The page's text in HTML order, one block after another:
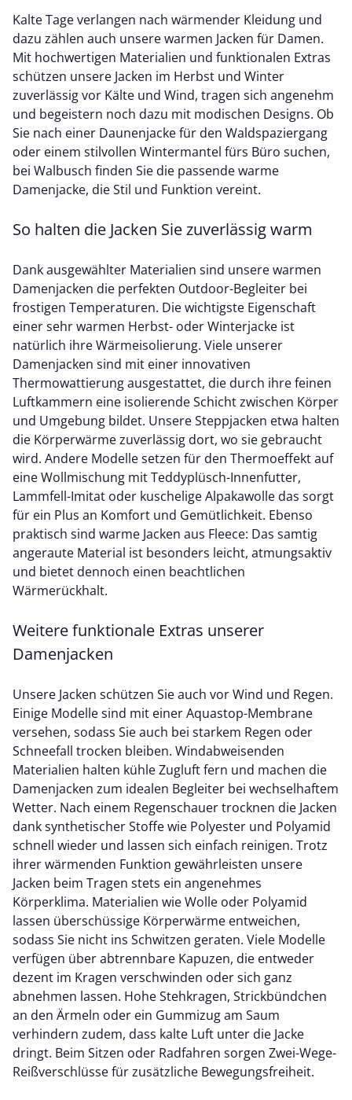
Kalte Tage verlangen nach wärmender Kleidung und
dazu zählen auch unsere warmen Jacken für Damen.
Mit hochwertigen Materialien und funktionalen Extras
schützen unsere Jacken im Herbst und Winter
zuverlässig vor Kälte und Wind, tragen sich angenehm
und begeistern noch dazu mit modischen Designs. Ob
Sie nach einer Daunenjacke für den Waldspaziergang
oder einem stilvollen Wintermantel fürs Büro suchen,
bei Walbusch finden Sie die passende warme
Damenjacke, die Stil und Funktion vereint.
So halten die Jacken Sie zuverlässig warm
Dank ausgewählter Materialien sind unsere warmen
Damenjacken die perfekten Outdoor-Begleiter bei
frostigen Temperaturen. Die wichtigste Eigenschaft
einer sehr warmen Herbst- oder Winterjacke ist
natürlich ihre Wärmeisolierung. Viele unserer
Damenjacken sind mit einer innovativen
Thermowattierung ausgestattet, die durch ihre feinen
Luftkammern eine isolierende Schicht zwischen Körper
und Umgebung bildet. Unsere Steppjacken etwa halten
die Körperwärme zuverlässig dort, wo sie gebraucht
wird. Andere Modelle setzen für den Thermoeffekt auf
eine Wollmischung mit Teddyplüsch-Innenfutter,
Lammfell-Imitat oder kuschelige Alpakawolle das sorgt
für ein Plus an Komfort und Gemütlichkeit. Ebenso
praktisch sind warme Jacken aus Fleece: Das samtig
angeraute Material ist besonders leicht, atmungsaktiv
und bietet dennoch einen beachtlichen
Wärmerückhalt.
Weitere funktionale Extras unserer
Damenjacken
Unsere Jacken schützen Sie auch vor Wind und Regen.
Einige Modelle sind mit einer Aquastop-Membrane
versehen, sodass Sie auch bei starkem Regen oder
Schneefall trocken bleiben. Windabweisenden
Materialien halten kühle Zugluft fern und machen die
Damenjacken zum idealen Begleiter bei wechselhaftem
Wetter. Nach einem Regenschauer trocknen die Jacken
dank synthetischer Stoffe wie Polyester und Polyamid
schnell wieder und lassen sich einfach reinigen. Trotz
ihrer wärmenden Funktion gewährleisten unsere
Jacken beim Tragen stets ein angenehmes
Körperklima. Materialien wie Wolle oder Polyamid
lassen überschüssige Körperwärme entweichen,
sodass Sie nicht ins Schwitzen geraten. Viele Modelle
verfügen über abtrennbare Kapuzen, die entweder
dezent im Kragen verschwinden oder sich ganz
abnehmen lassen. Hohe Stehkragen, Strickbündchen
an den Ärmeln oder ein Gummizug am Saum
verhindern zudem, dass kalte Luft unter die Jacke
dringt. Beim Sitzen oder Radfahren sorgen Zwei-Wege-
Reißverschlüsse für zusätzliche Bewegungsfreiheit.